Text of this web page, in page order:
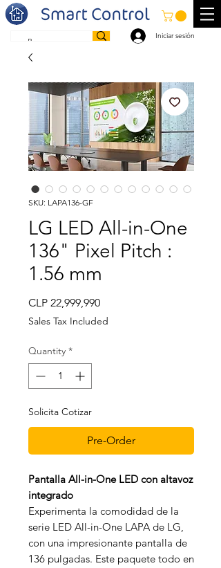
Iniciar sesión
SKU: LAPA136-GF
LG LED All-in-One
136" Pixel Pitch :
1.56 mm
CLP 22,999,990Price
Sales Tax Included
Quantity *
Solicita Cotizar
Pre-Order
Pantalla All-in-One LED con altavoz
integrado
Experimenta la comodidad de la
serie LED All-in-One LAPA de LG,
con una impresionante pantalla de
136 pulgadas. Este paquete todo en